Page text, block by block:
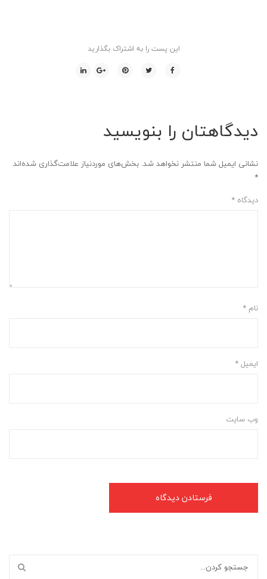
این پست را به اشتراک بگذارید
دیدگاهتان را بنویسید
نشانی ایمیل شما منتشر نخواهد شد. بخش‌های موردنیاز علامت‌گذاری شده‌اند
*
دیدگاه *
نام *
ایمیل*
وب‌ سایت